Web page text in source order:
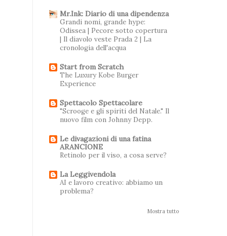
Mr.Ink: Diario di una dipendenza
Grandi nomi, grande hype:
Odissea | Pecore sotto copertura
| Il diavolo veste Prada 2 | La
cronologia dell'acqua
Start from Scratch
The Luxury Kobe Burger
Experience
Spettacolo Spettacolare
"Scrooge e gli spiriti del Natale." Il
nuovo film con Johnny Depp.
Le divagazioni di una fatina
ARANCIONE
Retinolo per il viso, a cosa serve?
La Leggivendola
AI e lavoro creativo: abbiamo un
problema?
Mostra tutto